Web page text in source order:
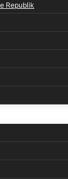
Republik